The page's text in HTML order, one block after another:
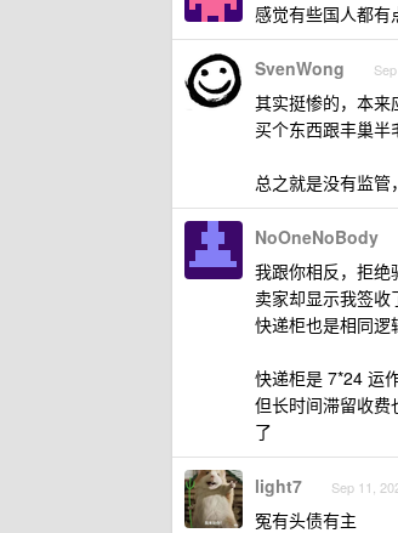
感觉有些国人都有
SvenWong
其实挺惨的，本来
买个东西跟丰巢
总之就是没有监
NoOneNoBody
我跟你相反，拒绝
卖家却显示我签
快递柜也是相同逻
快递柜是 7*24 运
但长时间滞留收费
了
light7 Sep 11,
冤有头债有主